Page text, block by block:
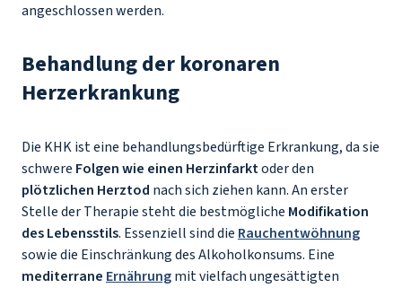
angeschlossen werden.
Behandlung der koronaren
Herzerkrankung
Die KHK ist eine behandlungsbedürftige Erkrankung, da sie
schwere Folgen wie einen Herzinfarktoder den
plötzlichen Herztod nach sich ziehen kann. An erster
Stelle der Therapie steht die bestmögliche Modifikation
des Lebensstils. Essenziell sind die Rauchentwöhnung
sowie die Einschränkung des Alkoholkonsums. Eine
mediterrane Ernährungmit vielfach ungesättigten